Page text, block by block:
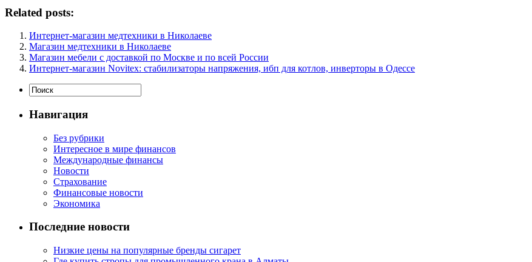
Related posts:
Интернет-магазин медтехники в Николаеве
Магазин медтехники в Николаеве
Магазин мебели с доставкой по Москве и по всей России
Интернет-магазин Novitex: стабилизаторы напряжения, ибп для котлов, инверторы в Одессе
Навигация
Без рубрики
Интересное в мире финансов
Международные финансы
Новости
Страхование
Финансовые новости
Экономика
Последние новости
Низкие цены на популярные бренды сигарет